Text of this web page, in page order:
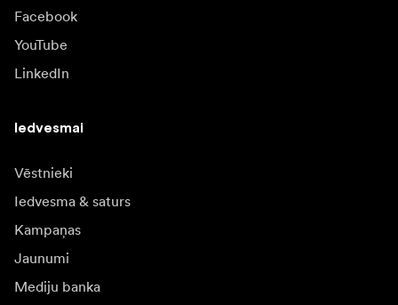
Facebook
YouTube
LinkedIn
Iedvesmai
Vēstnieki
Iedvesma & saturs
Kampaņas
Jaunumi
Mediju banka